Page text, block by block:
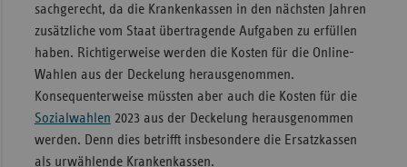
sachgerecht, da die Krankenkassen in den nächsten Jahren
zusätzliche vom Staat übertragende Aufgaben zu erfüllen
haben. Richtigerweise werden die Kosten für die Online-
Wahlen aus der Deckelung herausgenommen.
Konsequenterweise müssten aber auch die Kosten für die
Sozialwahlen 2023 aus der Deckelung herausgenommen
werden. Denn dies betrifft insbesondere die Ersatzkassen
als urwählende Krankenkassen.